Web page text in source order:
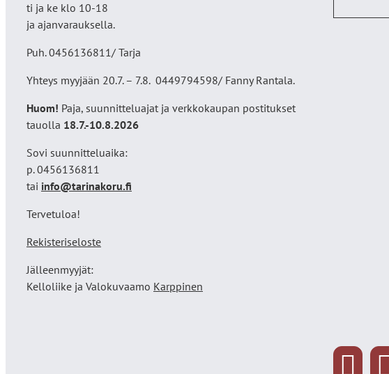
ti ja ke klo 10-18
ja ajanvarauksella.
Puh. 0456136811/ Tarja
Yhteys myyjään 20.7. – 7.8. 0449794598/ Fanny Rantala.
Huom! Paja, suunnitteluajat ja verkkokaupan postitukset
tauolla 18.7.-10.8.2026
Sovi suunnitteluaika:
p. 0456136811
tai info@tarinakoru.fi
Tervetuloa!
Rekisteriseloste
Jälleenmyyjät:
Kelloliike ja Valokuvaamo Karppinen